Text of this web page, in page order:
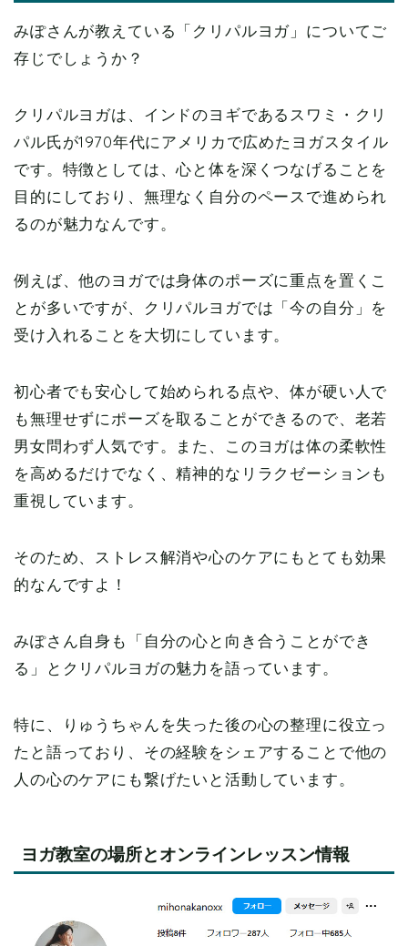
みぽさんが教えている「クリパルヨガ」についてご
存じでしょうか？
クリパルヨガは、インドのヨギであるスワミ・クリ
パル氏が1970年代にアメリカで広めたヨガスタイル
です。特徴としては、心と体を深くつなげることを
目的にしており、無理なく自分のペースで進められ
るのが魅力なんです。
例えば、他のヨガでは身体のポーズに重点を置くこ
とが多いですが、クリパルヨガでは「今の自分」を
受け入れることを大切にしています。
初心者でも安心して始められる点や、体が硬い人で
も無理せずにポーズを取ることができるので、老若
男女問わず人気です。また、このヨガは体の柔軟性
を高めるだけでなく、精神的なリラクゼーションも
重視しています。
そのため、ストレス解消や心のケアにもとても効果
的なんですよ！
みぽさん自身も「自分の心と向き合うことができ
る」とクリパルヨガの魅力を語っています。
特に、りゅうちゃんを失った後の心の整理に役立っ
たと語っており、その経験をシェアすることで他の
人の心のケアにも繋げたいと活動しています。
ヨガ教室の場所とオンラインレッスン情報